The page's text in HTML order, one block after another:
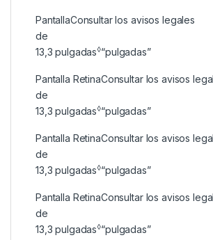
PantallaConsultar los avisos legales
de
13,3 pulgadas◊“pulgadas”
Pantalla RetinaConsultar los avisos
de
13,3 pulgadas◊“pulgadas”
Pantalla RetinaConsultar los avisos
de
13,3 pulgadas◊“pulgadas”
Pantalla RetinaConsultar los avisos
de
13,3 pulgadas◊“pulgadas”